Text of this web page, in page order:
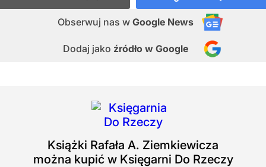
Obserwuj nas w Google News
Dodaj jako źródło w Google
Książki Rafała A. Ziemkiewicza
można kupić w Księgarni Do Rzeczy